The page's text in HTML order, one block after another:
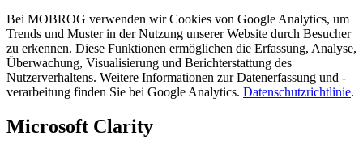
Bei MOBROG verwenden wir Cookies von Google Analytics, um
Trends und Muster in der Nutzung unserer Website durch Besucher
zu erkennen. Diese Funktionen ermöglichen die Erfassung, Analyse,
Überwachung, Visualisierung und Berichterstattung des
Nutzerverhaltens. Weitere Informationen zur Datenerfassung und -
verarbeitung finden Sie bei Google Analytics. Datenschutzrichtlinie.
Microsoft Clarity